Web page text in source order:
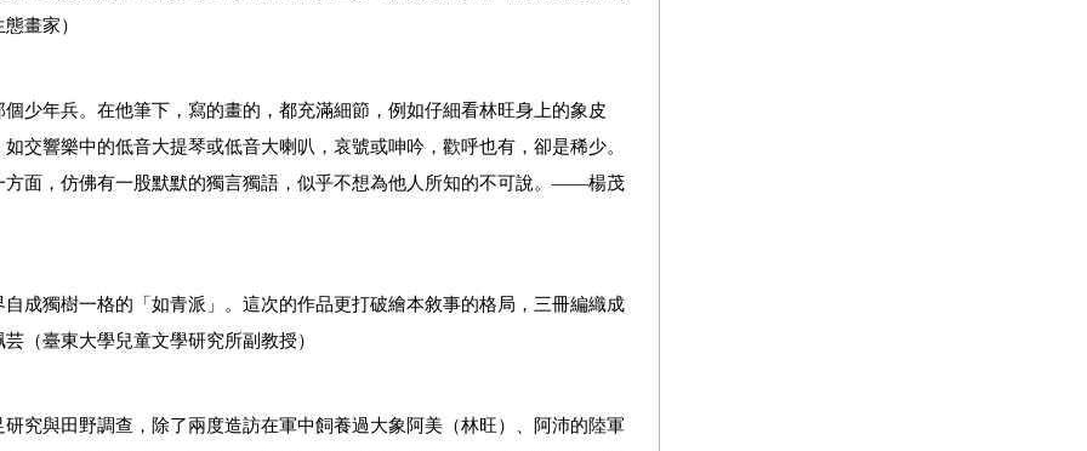
畫家）
少年兵。在他筆下，寫的畫的，都充滿細節，例如仔細看林旺身上的象皮
交響樂中的低音大提琴或低音大喇叭，哀號或呻吟，歡呼也有，卻是稀少。
面，仿佛有一股默默的獨言獨語，似乎不想為他人所知的不可說。——楊茂
成獨樹一格的「如青派」。這次的作品更打破繪本敘事的格局，三冊編織成
（臺東大學兒童文學研究所副教授）
究與田野調查，除了兩度造訪在軍中飼養過大象阿美（林旺）、阿沛的陸軍